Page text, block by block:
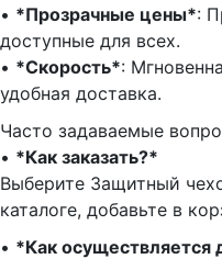
•⁠ ⁠ *Прозрачные цены*:
доступные для всех.
•⁠ ⁠ *Скорость*:
удобная доставка.
Часто задаваемые
•⁠ ⁠*Как заказать?*
Выберите Защитный
каталоге, добавьте в
•⁠ ⁠ *Как осуществляется